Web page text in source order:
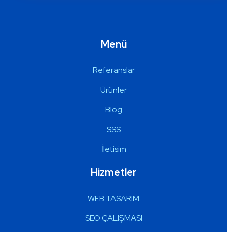
Menü
Referanslar
Ürünler
Blog
SSS
İletisim
Hizmetler
WEB TASARIM
SEO ÇALIŞMASI